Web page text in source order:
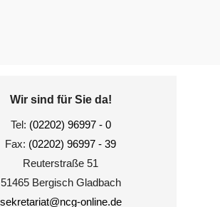
Wir sind für Sie da!
Tel: (02202) 96997 - 0
Fax: (02202) 96997 - 39
Reuterstraße 51
51465 Bergisch Gladbach
sekretariat@ncg-online.de